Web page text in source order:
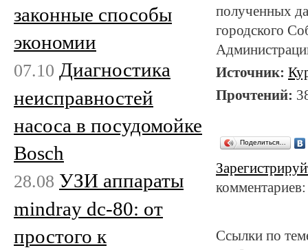
полученных
городского
Источник:
Прочтений:
Поделиться…
Ссылки по
законные способы
экономии
07.10 Диагностика
неисправностей
насоса в посудомойке
Bosch
28.08 УЗИ аппараты
mindray dc-80: от
простого к